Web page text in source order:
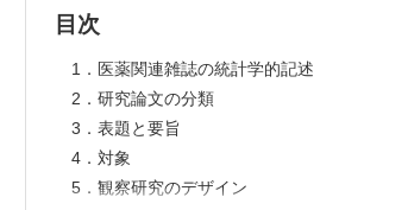
目次
1．医薬関連雑誌の統計学的記述
2．研究論文の分類
3．表題と要旨
4．対象
5．観察研究のデザイン